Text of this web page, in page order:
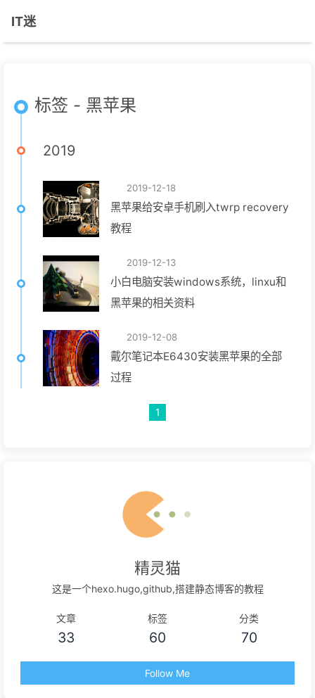
IT迷
标签 - 黑苹果
2019
2019-12-18
黑苹果给安卓手机刷入twrp recovery
教程
2019-12-13
小白电脑安装windows系统，linxu和
黑苹果的相关资料
2019-12-08
戴尔笔记本E6430安装黑苹果的全部
过程
1
精灵猫
这是一个hexo.hugo,github,搭建静态博客的教程
文章
33
标签
60
分类
70
Follow Me